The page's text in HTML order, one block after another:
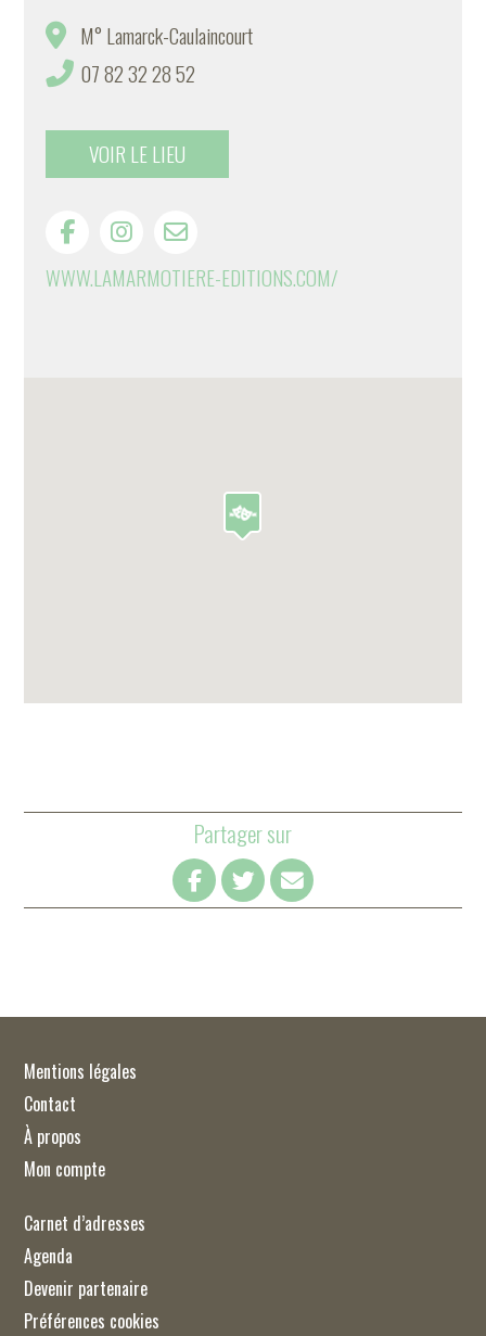
M° Lamarck-Caulaincourt
07 82 32 28 52
VOIR LE LIEU
WWW.LAMARMOTIERE-EDITIONS.COM/
Partager sur
Mentions légales
Contact
À propos
Mon compte
Carnet d’adresses
Agenda
Devenir partenaire
Préférences cookies